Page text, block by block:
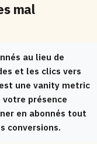
mal
au lieu de
et les clics vers
une vanity metric
votre présence
en abonnés tout
conversions.